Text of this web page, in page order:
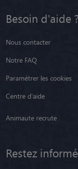
Besoin d'aide ?
Nous contacter
Notre FAQ
Paramétrer les cookies
Centre d'aide
Animaute recrute
Restez